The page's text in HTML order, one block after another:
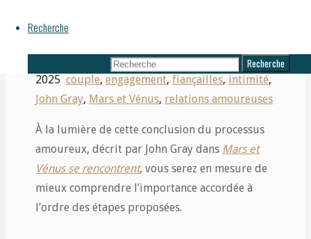
Recherche
Recherche
Karine Proulx-Plante 10 mars 2025 10 mars
2025 couple,engagement,fiançailles, intimité,
John Gray, Mars et Vénus, relations amoureuses
À la lumière de cette conclusion du processus
amoureux, décrit par John Gray dans Mars et
Vénus se rencontrent, vous serez en mesure de
mieux comprendre l’importance accordée à
l’ordre des étapes proposées.